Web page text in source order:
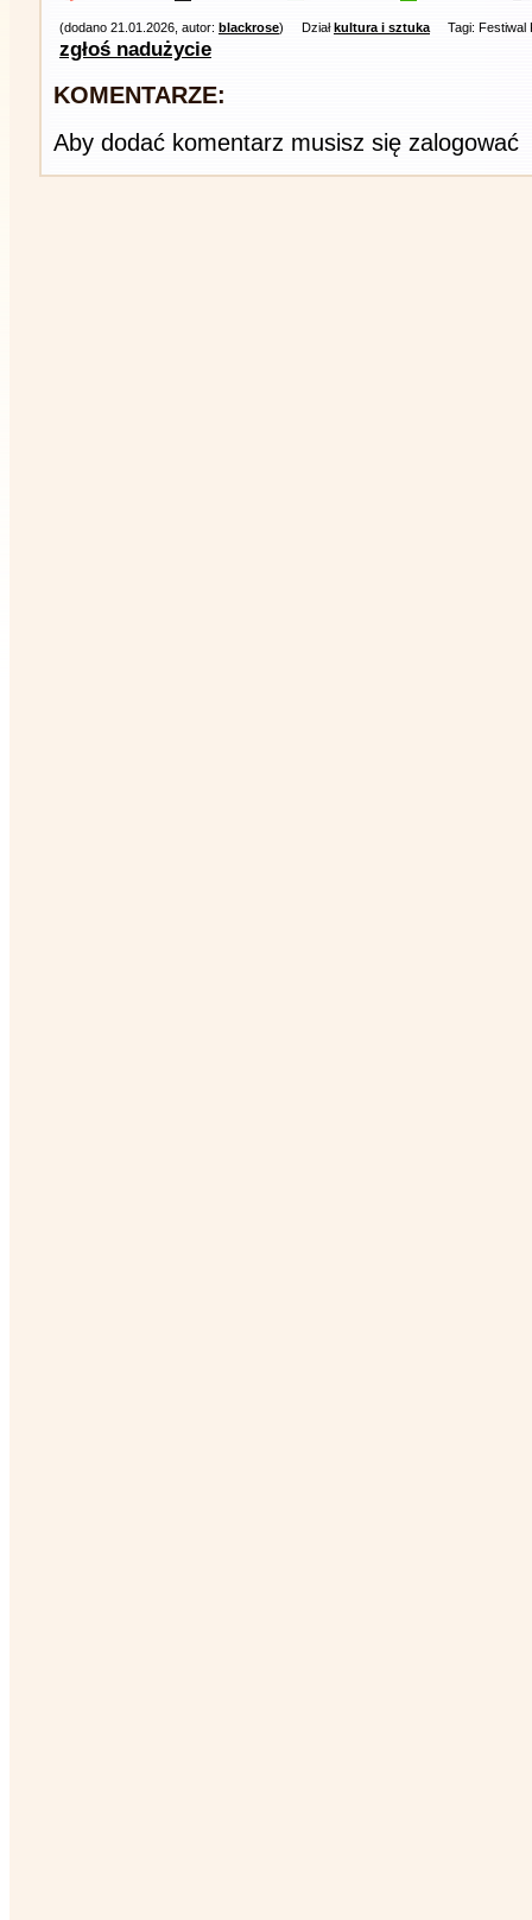
(dodano 21.01.2026, autor: blackrose) Działkultura i sztuka Tagi: Festiwal
zgłoś nadużycie
KOMENTARZE:
Aby dodać komentarz musisz się zalogować